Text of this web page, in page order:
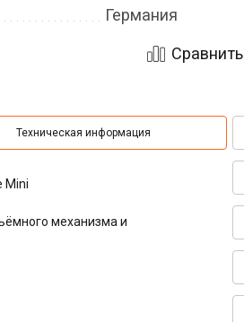
Германия
Сравнить
Техническая информация
Mini
механизма и